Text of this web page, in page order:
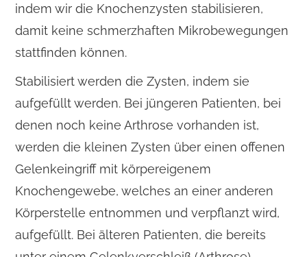
indem wir die Knochenzysten stabilisieren,
damit keine schmerzhaften Mikrobewegungen
stattfinden können.
Stabilisiert werden die Zysten, indem sie
aufgefüllt werden. Bei jüngeren Patienten, bei
denen noch keine Arthrose vorhanden ist,
werden die kleinen Zysten über einen offenen
Gelenkeingriff mit körpereigenem
Knochengewebe, welches an einer anderen
Körperstelle entnommen und verpflanzt wird,
aufgefüllt. Bei älteren Patienten, die bereits